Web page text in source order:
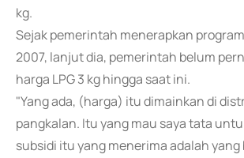
kg.
Sejak pemerintah menerapkan program
2007, lanjut dia, pemerintah belum
harga LPG 3 kg hingga saat ini.
"Yang ada, (harga) itu dimainkan di
pangkalan. Itu yang mau saya tata
subsidi itu yang menerima adalah